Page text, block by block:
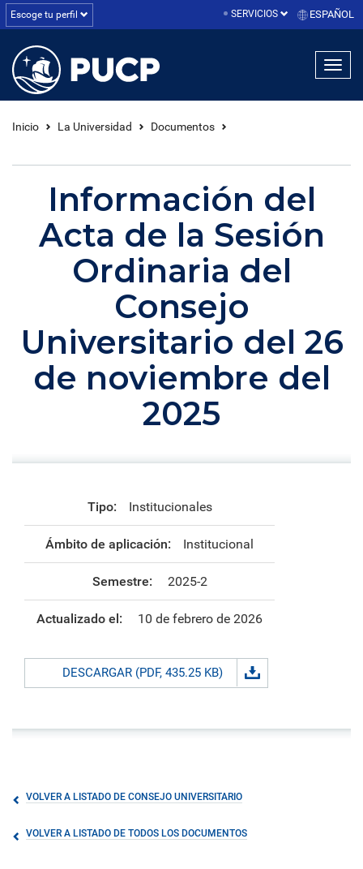
Escoge tu perfil SERVICIOS ESPAÑOL
Inicio La Universidad Documentos
Información del
Acta de la Sesión
Ordinaria del
Consejo
Universitario del 26
de noviembre del
2025
Tipo: Institucionales
Ámbito de aplicación: Institucional
Semestre: 2025-2
Actualizado el: 10 de febrero de 2026
DESCARGAR (PDF, 435.25 KB)
VOLVER A LISTADO DE CONSEJO UNIVERSITARIO
VOLVER A LISTADO DE TODOS LOS DOCUMENTOS